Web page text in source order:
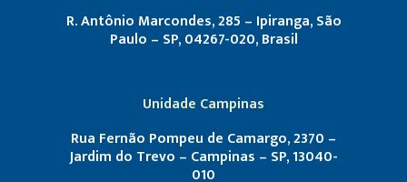
R. Antônio Marcondes, 285 – Ipiranga, São
Paulo – SP, 04267-020, Brasil
Unidade Campinas
Rua Fernão Pompeu de Camargo, 2370 –
Jardim do Trevo – Campinas – SP, 13040-
010